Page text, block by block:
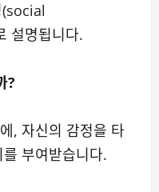
(social
설명됩니다.
?
, 자신의 감정을 타
부여받습니다.